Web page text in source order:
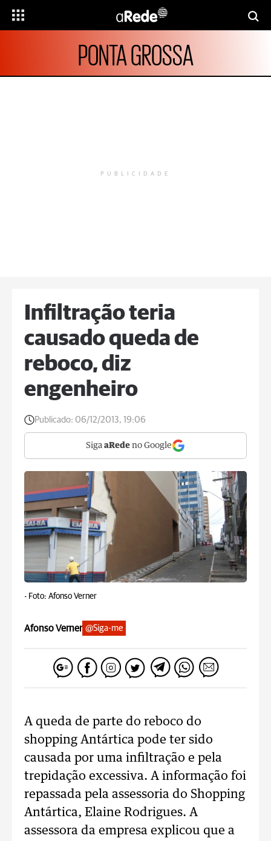
PONTA GROSSA
PUBLICIDADE
Infiltração teria
causado queda de
reboco, diz
engenheiro
Publicado: 06/12/2013, 19:06
Siga aRede no Google
- Foto: Afonso Verner
Afonso Verner @Siga-me
A queda de parte do reboco do
shopping Antártica pode ter sido
causada por uma infiltração e pela
trepidação excessiva. A informação foi
repassada pela assessoria do Shopping
Antártica, Elaine Rodrigues. A
assessora da empresa explicou que a